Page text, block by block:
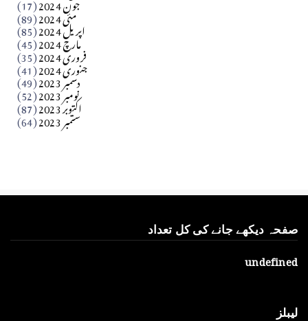
مئی 2024 (89) اپریل 2024 (85) مارچ 2024 (45) فروری 2024 (35) جنوری 2024 (41) دسمبر 2023 (49) نومبر 2023 (52) اکتوبر 2023 (87) ستمبر 2023 (64)
صفحہ دیکھے جانے کی کل تعداد
undefined
لیبلز